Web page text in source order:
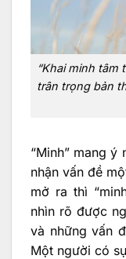
“Khai minh tâm
trân trọng bản
“Minh” mang
nhận vấn đề
mở ra thì
nhìn rõ được
và những vấn
Một người có